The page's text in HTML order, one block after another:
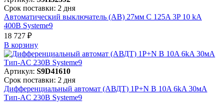
Срок поставки: 2 дня
Автоматический выключатель (АВ) 27мм C 125A 3P 10 kA
400В Systeme9
18 727 ₽
В корзинy
Артикул: S9D41610
Срок поставки: 2 дня
Дифференциальный автомат (АВДТ) 1P+N B 10A 6kA 30мА
Тип-AC 230В Systeme9